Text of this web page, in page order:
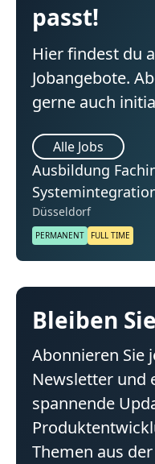
passt!
Hier findest du
Jobangebote.
gerne auch
Alle Jobs
Ausbildung
Düsseldorf
PERMANENT FULL TIME
Bleiben
Abonnieren Sie
Newsletter und
spannende
Themen aus